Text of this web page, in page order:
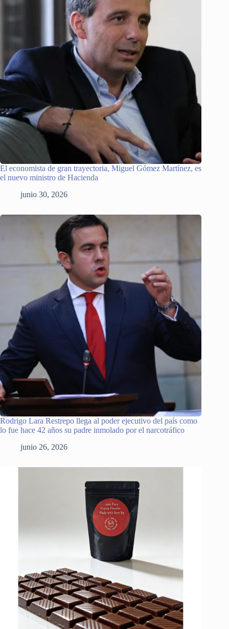
El economista de gran trayectoria, Miguel Gómez Martínez, es
el nuevo ministro de Hacienda
junio 30, 2026
Rodrigo Lara Restrepo llega al poder ejecutivo del país como
lo fue hace 42 años su padre inmolado por el narcotráfico
junio 26, 2026